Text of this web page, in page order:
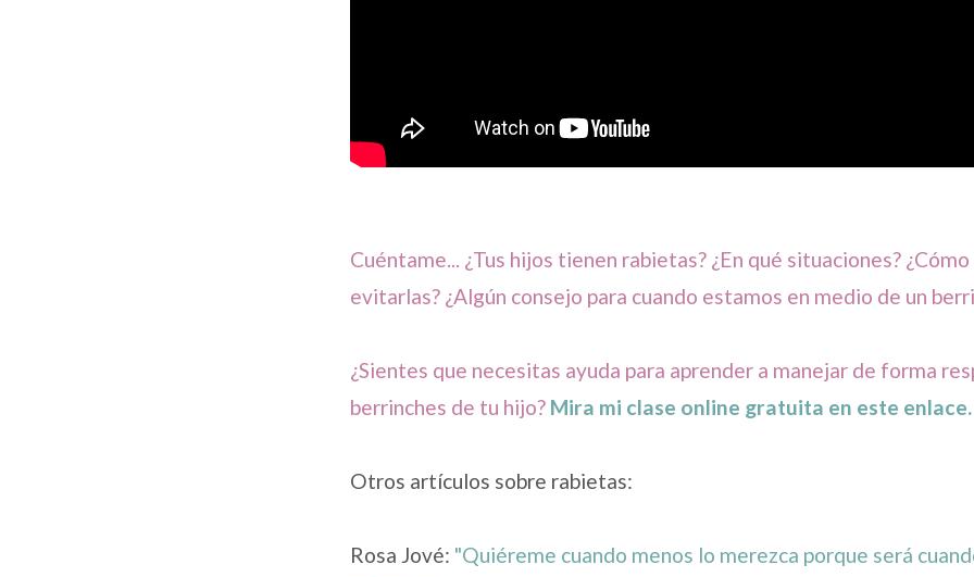
Cuéntame... ¿Tus hijos tienen rabietas? ¿En qué situaciones?
evitarlas? ¿Algún consejo para cuando estamos en medio de un
¿Sientes que necesitas ayuda para aprender a manejar de forma
berrinches de tu hijo? Mira mi clase online gratuita en este enlace.
Otros artículos sobre rabietas:
Rosa Jové: "Quiéreme cuando menos lo merezca porque será